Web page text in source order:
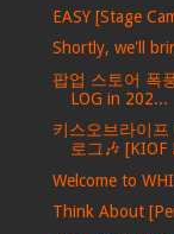
EASY [Stage
Shortly, we'll
팝업 스토어 폭
LOG in 202...
키스오브라이
로그🎶 [KIOF
Welcome to
Think About